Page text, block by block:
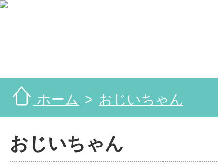
ホーム おじいちゃん
おじいちゃん